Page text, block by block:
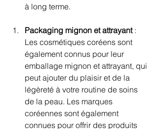
à long terme.
Packaging mignon et attrayant :
Les cosmétiques coréens sont
également connus pour leur
emballage mignon et attrayant, qui
peut ajouter du plaisir et de la
légèreté à votre routine de soins
de la peau. Les marques
coréennes sont également
connues pour offrir des produits